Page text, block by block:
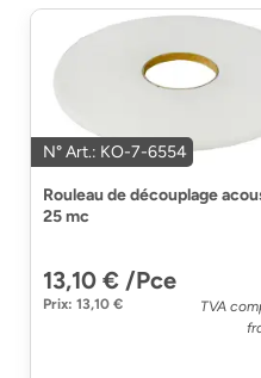
N° Art.: KO-7-6554
Rouleau de découplage
25 mc
13,10 € /Pce
Prix: 13,10 €
TVA